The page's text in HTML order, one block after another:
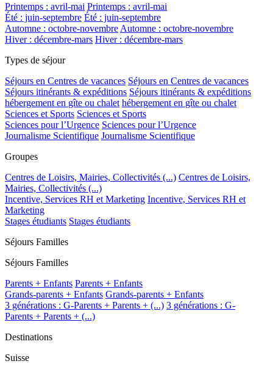
Printemps : avril-mai Printemps : avril-mai
Été : juin-septembre Été : juin-septembre
Automne : octobre-novembre Automne : octobre-novembre
Hiver : décembre-mars Hiver : décembre-mars
Types de séjour
Séjours en Centres de vacances Séjours en Centres de vacances
Séjours itinérants & expéditions Séjours itinérants & expéditions
hébergement en gîte ou chalet hébergement en gîte ou chalet
Sciences et Sports Sciences et Sports
Sciences pour l’Urgence Sciences pour l’Urgence
Journalisme Scientifique Journalisme Scientifique
Groupes
Centres de Loisirs, Mairies, Collectivités (...) Centres de Loisirs,
Mairies, Collectivités (...)
Incentive, Services RH et Marketing Incentive, Services RH et
Marketing
Stages étudiants Stages étudiants
Séjours Familles
Séjours Familles
Parents + Enfants Parents + Enfants
Grands-parents + Enfants Grands-parents + Enfants
3 générations : G-Parents + Parents + (...) 3 générations : G-
Parents + Parents + (...)
Destinations
Suisse